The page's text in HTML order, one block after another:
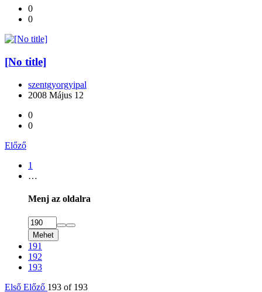
0
0
[No title]
szentgyorgyipal
2008 Május 12
0
0
Előző
1
…
Menj az oldalra
Mehet
191
192
193
Első Előző 193 of 193